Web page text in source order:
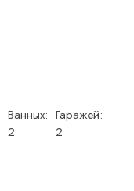
Ванных:
2
Гаражей:
2